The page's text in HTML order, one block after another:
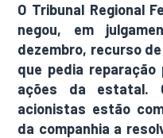
O Tribunal Regional
negou, em
dezembro, recurso
que pedia
ações da estatal.
acionistas estão
da companhia a